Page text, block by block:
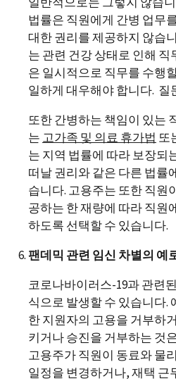
법률은 직원에게 간병 업무
대한 권리를 제공하지 않습
는 관련 건강 상태로 인해 직
은 일시적으로 직무를 수행
일하게 대우해야 합니다. 질
또한 간병하는 책임이 있는
는 고가족 및 의료 휴가법 또
는 지역 법률에 따라 보장되
떠날 권리와 같은 다른 법률
습니다. 고용주는 또한 직원
공하는 한 재량에 따라 직원
하도록 선택할 수 있습니다.
팬데믹 관련 임신 차별의 예
코로나바이러스-19과 관련
식으로 발생할 수 있습니다.
한 지원자의 고용을 거부하
키거나 승진을 거부하는 것
고용주가 직원이 동료와 물
일정을 변경하거나, 재택 근